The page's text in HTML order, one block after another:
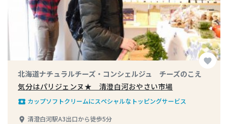
favorite
北海道ナチュラルチーズ・コンシェルジュ チーズのこえ
気分はパリジェンヌ★ 清澄白河おやさい市場
local_play カップソフトクリームにスペシャルなトッピングサービス
place 清澄白河駅A3出口から徒歩5分